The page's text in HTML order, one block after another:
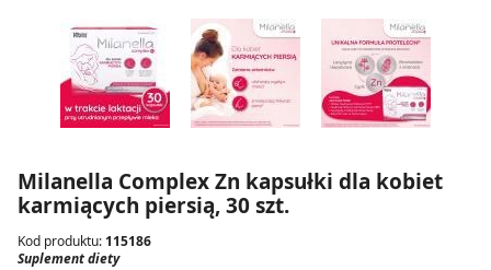
Milanella Complex Zn kapsułki dla kobiet
karmiących piersią, 30 szt.
Kod produktu: 115186
Suplement diety